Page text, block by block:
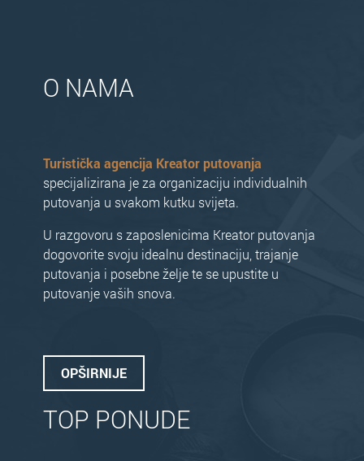
O NAMA
Turistička agencija Kreator putovanja
specijalizirana je za organizaciju individualnih
putovanja u svakom kutku svijeta.
U razgovoru s zaposlenicima Kreator putovanja
dogovorite svoju idealnu destinaciju, trajanje
putovanja i posebne želje te se upustite u
putovanje vaših snova.
OPŠIRNIJE
TOP PONUDE